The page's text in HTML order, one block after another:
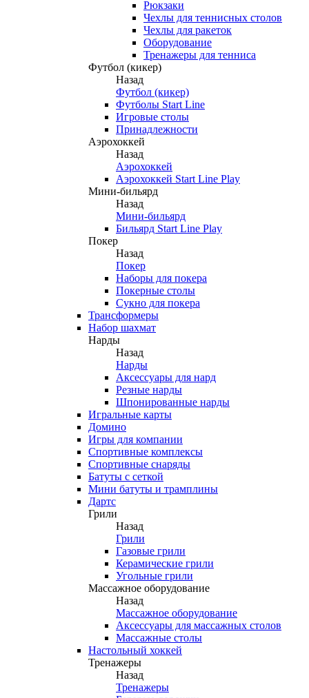
Рюкзаки
Чехлы для теннисных столов
Чехлы для ракеток
Оборудование
Тренажеры для тенниса
Футбол (кикер)
Назад
Футбол (кикер)
Футболы Start Line
Игровые столы
Принадлежности
Аэрохоккей
Назад
Аэрохоккей
Аэрохоккей Start Line Play
Мини-бильярд
Назад
Мини-бильярд
Бильярд Start Line Play
Покер
Назад
Покер
Наборы для покера
Покерные столы
Сукно для покера
Трансформеры
Набор шахмат
Нарды
Назад
Нарды
Аксессуары для нард
Резные нарды
Шпонированные нарды
Игральные карты
Домино
Игры для компании
Спортивные комплексы
Спортивные снаряды
Батуты с сеткой
Мини батуты и трамплины
Дартс
Грили
Назад
Грили
Газовые грили
Керамические грили
Угольные грили
Массажное оборудование
Назад
Массажное оборудование
Аксессуары для массажных столов
Массажные столы
Настольный хоккей
Тренажеры
Назад
Тренажеры